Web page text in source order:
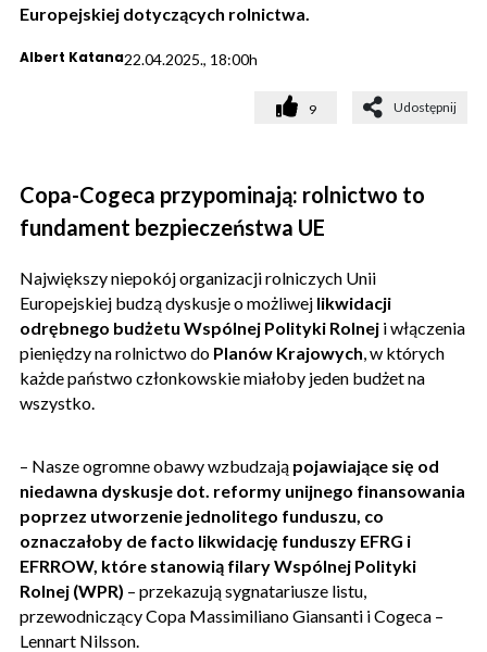
Europejskiej dotyczących rolnictwa.
Albert Katana22.04.2025., 18:00h
9 Udostępnij
Copa-Cogeca przypominają: rolnictwo to
fundament bezpieczeństwa UE
Największy niepokój organizacji rolniczych Unii
Europejskiej budzą dyskusje o możliwej likwidacji
odrębnego budżetu Wspólnej Polityki Rolnej i włączenia
pieniędzy na rolnictwo do Planów Krajowych, w których
każde państwo członkowskie miałoby jeden budżet na
wszystko.
– Nasze ogromne obawy wzbudzają pojawiające się od
niedawna dyskusje dot. reformy unijnego finansowania
poprzez utworzenie jednolitego funduszu, co
oznaczałoby de facto likwidację funduszy EFRG i
EFRROW, które stanowią filary Wspólnej Polityki
Rolnej (WPR) – przekazują sygnatariusze listu,
przewodniczący Copa Massimiliano Giansanti i Cogeca –
Lennart Nilsson.